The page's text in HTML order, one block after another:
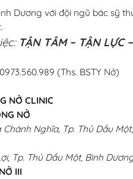
Dương với đội ngũ bác sỹ
TẬN TÂM – TẬN LỰC
(Ths. BSTY Nở)
NỞ CLINIC
NỞ
Nghĩa, Tp. Thủ Dầu
Tp. Thủ Dầu Một, Bình
III